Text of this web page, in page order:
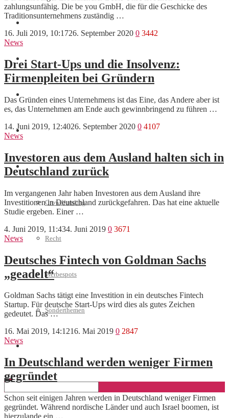
Marketing
Videos
Weitere
Crowdfunding
Recht
Werbespots
Sonderthemen
zahlungsunfähig. Die be you GmbH, die für die Geschicke des
Traditionsunternehmens zuständig …
16. Juli 2019, 10:1726. September 2020 0 3442
News
Drei Start-Ups und die Insolvenz:
Firmenpleiten bei Gründern
Das Gründen eines Unternehmens ist das Eine, das Andere aber ist
es, das Unternehmen am Ende auch gewinnbringend zu führen …
14. Juni 2019, 12:4026. September 2020 0 4107
News
Investoren aus dem Ausland halten sich in
Deutschland zurück
Im vergangenen Jahr haben Investoren aus dem Ausland ihre
Investitionen in Deutschland zurückgefahren. Das hat eine aktuelle
Studie ergeben. Einer …
4. Juni 2019, 11:434. Juni 2019 0 3671
News
Deutsches Fintech von Goldman Sachs
„geadelt“
Goldman Sachs tätigt eine Investition in ein deutsches Fintech
Startup. Für deutsche Start-Ups wird dies als gutes Zeichen
gedeutet. Das …
16. Mai 2019, 14:1216. Mai 2019 0 2847
News
In Deutschland werden weniger Firmen
gegründet
Schon seit einigen Jahren werden in Deutschland weniger Firmen
gegründet. Während nordische Länder und auch Israel boomen, ist